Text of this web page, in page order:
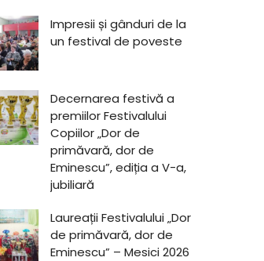
Impresii și gânduri de la
un festival de poveste
Decernarea festivă a
premiilor Festivalului
Copiilor „Dor de
primăvară, dor de
Eminescu”, ediția a V-a,
jubiliară
Laureații Festivalului „Dor
de primăvară, dor de
Eminescu” – Mesici 2026